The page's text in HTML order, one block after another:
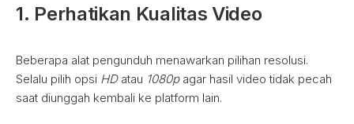
1. Perhatikan Kualitas Video
Beberapa alat pengunduh menawarkan pilihan resolusi.
Selalu pilih opsi HDatau 1080pagar hasil video tidak pecah
saat diunggah kembali ke platform lain.